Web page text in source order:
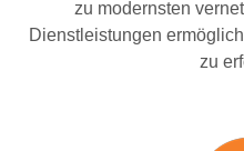
zu modernsten
Dienstleistungen
zu